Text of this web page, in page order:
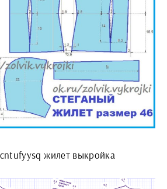
жилет выкройка